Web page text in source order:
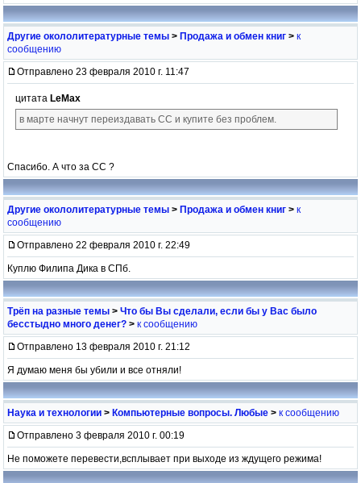
Другие окололитературные темы > Продажа и обмен книг > к
сообщению
Отправлено 23 февраля 2010 г. 11:47
цитата LeMax
в марте начнут переиздавать СС и купите без проблем.
Спасибо. А что за СС ?
Другие окололитературные темы > Продажа и обмен книг > к
сообщению
Отправлено 22 февраля 2010 г. 22:49
Куплю Филипа Дика в СПб.
Трёп на разные темы > Что бы Вы сделали, если бы у Вас было
бесстыдно много денег? > к сообщению
Отправлено 13 февраля 2010 г. 21:12
Я думаю меня бы убили и все отняли!
Наука и технологии > Компьютерные вопросы. Любые > к сообщению
Отправлено 3 февраля 2010 г. 00:19
Не поможете перевести,всплывает при выходе из ждущего режима!